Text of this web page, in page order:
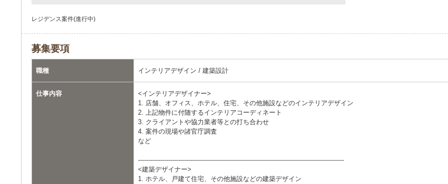
レジデンス案件(進行中)
募集要項
職種 インテリアデザイン / 建築設計
仕事内容
<インテリアデザイナー>
1. 店舗、オフィス、ホテル、住宅、その他施設などのインテリアデザイン
2. 上記物件に付随するインテリアコーディネート
3. クライアントや協力業者等との打ち合わせ
4. 案件の現場や諸官庁調査
など
-------------------------------------------------------------------------------------------------------
<建築デザイナー>
1. ホテル、戸建て住宅、その他施設などの建築デザイン